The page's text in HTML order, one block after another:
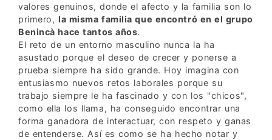
valores genuinos, donde el afecto y la familia son lo
primero,la misma familia que encontró en el grupo
Benincà hace tantos años.
El reto de un entorno masculino nunca la ha
asustado porque el deseo de crecer y ponerse a
prueba siempre ha sido grande. Hoy imagina con
entusiasmo nuevos retos laborales porque su
trabajo siempre le ha fascinado y con los "chicos",
como ella los llama, ha conseguido encontrar una
forma ganadora de interactuar, con respeto y ganas
de entenderse. Así es como se ha hecho notar y